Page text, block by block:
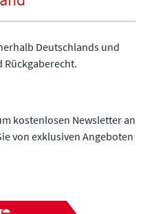
Deutschlands und
Rückgaberecht.
kostenlosen Newsletter an
von exklusiven Angeboten